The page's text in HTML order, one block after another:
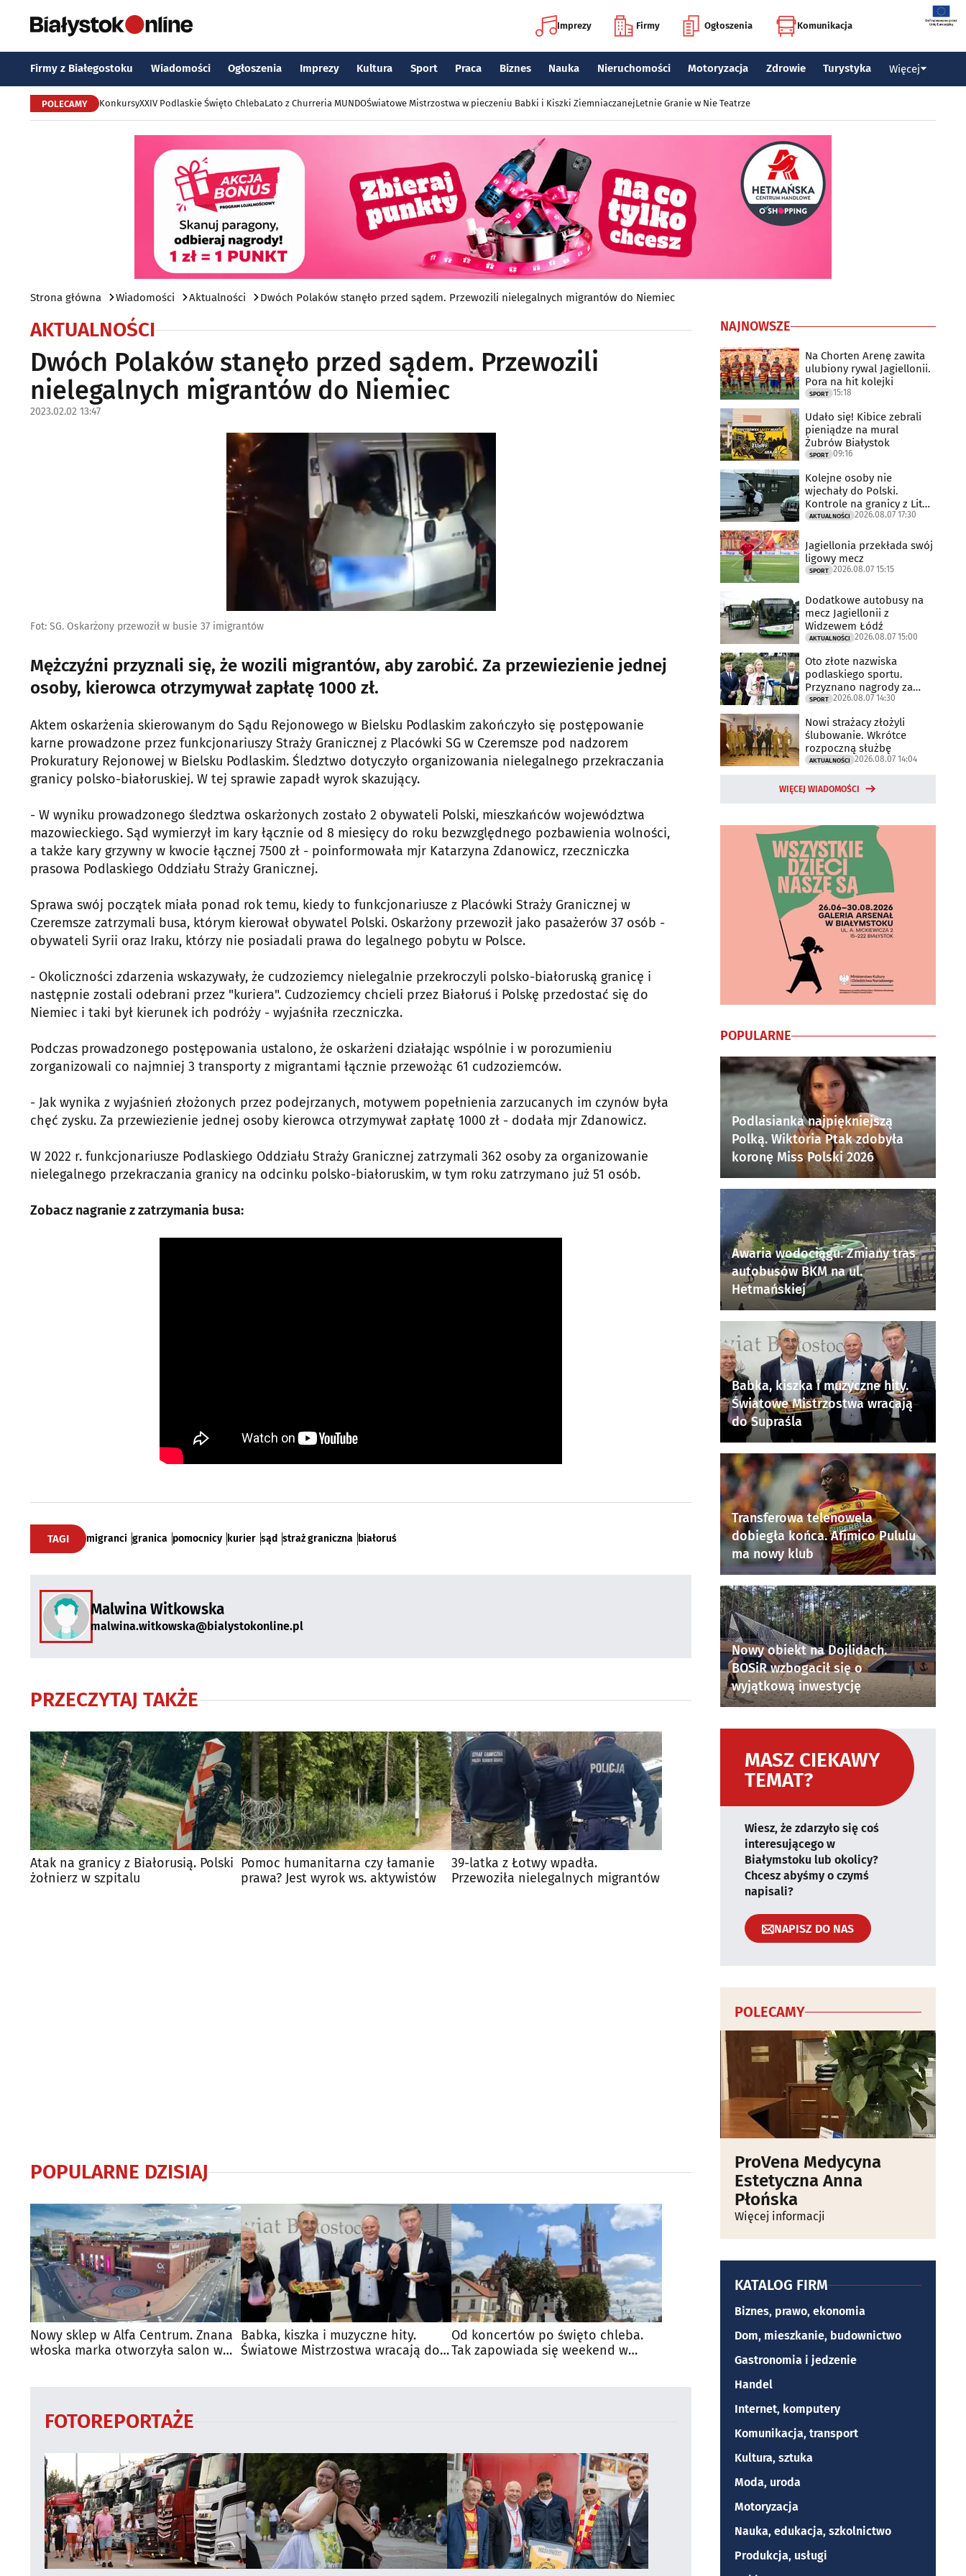
Imprezy Firmy Ogłoszenia Komunikacja
Firmy z Białegostoku Wiadomości Ogłoszenia Imprezy Kultura Sport Praca Biznes Nauka Nieruchomości Motoryzacja Zdrowie Turystyka Więcej
POLECAMY KonkursyXXIV Podlaskie Święto ChlebaLato z Churreria MUNDOŚwiatowe Mistrzostwa w pieczeniu Babki i Kiszki ZiemniaczanejLetnie Granie w Nie Teatrze
Strona główna Wiadomości Aktualności Dwóch Polaków stanęło przed sądem. Przewozili nielegalnych migrantów do Niemiec
AKTUALNOŚCI
Dwóch Polaków stanęło przed sądem. Przewozili
nielegalnych migrantów do Niemiec
2023.02.02 13:47
Fot: SG. Oskarżony przewoził w busie 37 imigrantów
Mężczyźni przyznali się, że wozili migrantów, aby zarobić. Za przewiezienie jednej
osoby, kierowca otrzymywał zapłatę 1000 zł.
Aktem oskarżenia skierowanym do Sądu Rejonowego w Bielsku Podlaskim zakończyło się postępowanie
karne prowadzone przez funkcjonariuszy Straży Granicznej z Placówki SG w Czeremsze pod nadzorem
Prokuratury Rejonowej w Bielsku Podlaskim. Śledztwo dotyczyło organizowania nielegalnego przekraczania
granicy polsko-białoruskiej. W tej sprawie zapadł wyrok skazujący.
- W wyniku prowadzonego śledztwa oskarżonych zostało 2 obywateli Polski, mieszkańców województwa
mazowieckiego. Sąd wymierzył im kary łącznie od 8 miesięcy do roku bezwzględnego pozbawienia wolności,
a także kary grzywny w kwocie łącznej 7500 zł - poinformowała mjr Katarzyna Zdanowicz, rzeczniczka
prasowa Podlaskiego Oddziału Straży Granicznej.
Sprawa swój początek miała ponad rok temu, kiedy to funkcjonariusze z Placówki Straży Granicznej w
Czeremsze zatrzymali busa, którym kierował obywatel Polski. Oskarżony przewoził jako pasażerów 37 osób -
obywateli Syrii oraz Iraku, którzy nie posiadali prawa do legalnego pobytu w Polsce.
- Okoliczności zdarzenia wskazywały, że cudzoziemcy nielegalnie przekroczyli polsko-białoruską granicę i
następnie zostali odebrani przez "kuriera". Cudzoziemcy chcieli przez Białoruś i Polskę przedostać się do
Niemiec i taki był kierunek ich podróży - wyjaśniła rzeczniczka.
Podczas prowadzonego postępowania ustalono, że oskarżeni działając wspólnie i w porozumieniu
zorganizowali co najmniej 3 transporty z migrantami łącznie przewożąc 61 cudzoziemców.
- Jak wynika z wyjaśnień złożonych przez podejrzanych, motywem popełnienia zarzucanych im czynów była
chęć zysku. Za przewiezienie jednej osoby kierowca otrzymywał zapłatę 1000 zł - dodała mjr Zdanowicz.
W 2022 r. funkcjonariusze Podlaskiego Oddziału Straży Granicznej zatrzymali 362 osoby za organizowanie
nielegalnego przekraczania granicy na odcinku polsko-białoruskim, w tym roku zatrzymano już 51 osób.
Zobacz nagranie z zatrzymania busa:
TAGI migranci granica pomocnicy kurier sąd straż graniczna białoruś
Malwina Witkowska
malwina.witkowska@bialystokonline.pl
PRZECZYTAJ TAKŻE
Atak na granicy z Białorusią. Polski
żołnierz w szpitalu
Pomoc humanitarna czy łamanie
prawa? Jest wyrok ws. aktywistów
39-latka z Łotwy wpadła.
Przewoziła nielegalnych migrantów
POPULARNE DZISIAJ
Nowy sklep w Alfa Centrum. Znana
włoska marka otworzyła salon w
Babka, kiszka i muzyczne hity.
Światowe Mistrzostwa wracają do
Od koncertów po święto chleba.
Tak zapowiada się weekend w
FOTOREPORTAŻE
NAJNOWSZE
Na Chorten Arenę zawita
ulubiony rywal Jagiellonii.
Pora na hit kolejki
SPORT 15:18
Udało się! Kibice zebrali
pieniądze na mural
Żubrów Białystok
SPORT 09:16
Kolejne osoby nie
wjechały do Polski.
Kontrole na granicy z Litwą
trwają
AKTUALNOŚCI 2026.08.07 17:30
Jagiellonia przekłada swój
ligowy mecz
SPORT 2026.08.07 15:15
Dodatkowe autobusy na
mecz Jagiellonii z
Widzewem Łódź
AKTUALNOŚCI 2026.08.07 15:00
Oto złote nazwiska
podlaskiego sportu.
Przyznano nagrody za
2025 rok
SPORT 2026.08.07 14:30
Nowi strażacy złożyli
ślubowanie. Wkrótce
rozpoczną służbę
AKTUALNOŚCI 2026.08.07 14:04
WIĘCEJ WIADOMOŚCI
POPULARNE
Podlasianka najpiękniejszą
Polką. Wiktoria Ptak zdobyła
koronę Miss Polski 2026
Awaria wodociągu. Zmiany tras
autobusów BKM na ul.
Hetmańskiej
Babka, kiszka i muzyczne hity.
Światowe Mistrzostwa wracają
do Supraśla
Transferowa telenowela
dobiegła końca. Afimico Pululu
ma nowy klub
Nowy obiekt na Dojlidach.
BOSiR wzbogacił się o
wyjątkową inwestycję
MASZ CIEKAWY
TEMAT?
Wiesz, że zdarzyło się coś
interesującego w
Białymstoku lub okolicy?
Chcesz abyśmy o czymś
napisali?
NAPISZ DO NAS
POLECAMY
ProVena Medycyna
Estetyczna Anna
Płońska
Więcej informacji
KATALOG FIRM
Biznes, prawo, ekonomia
Dom, mieszkanie, budownictwo
Gastronomia i jedzenie
Handel
Internet, komputery
Komunikacja, transport
Kultura, sztuka
Moda, uroda
Motoryzacja
Nauka, edukacja, szkolnictwo
Produkcja, usługi